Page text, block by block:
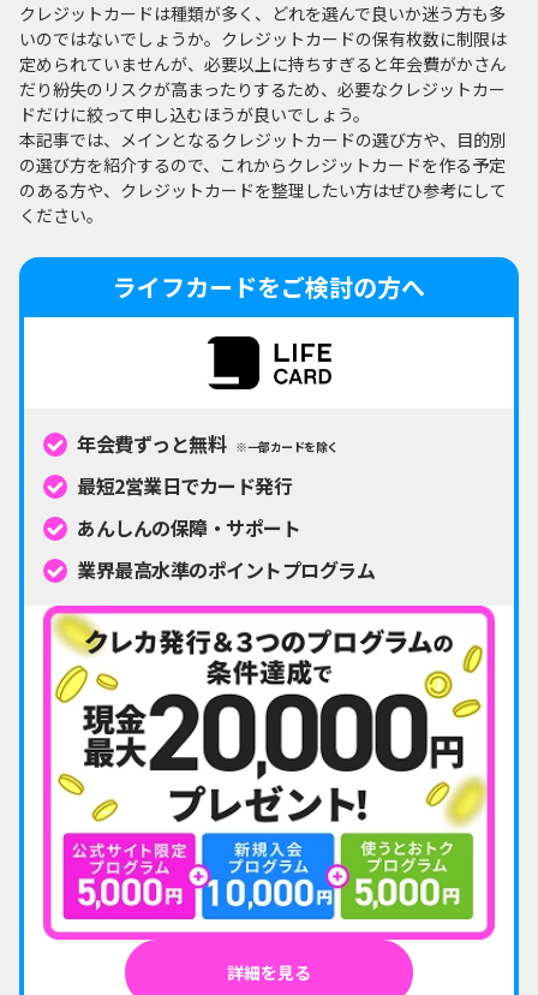
クレジットカードは種類が多く、どれを選んで良いか迷う方も多
いのではないでしょうか。クレジットカードの保有枚数に制限は
定められていませんが、必要以上に持ちすぎると年会費がかさん
だり紛失のリスクが高まったりするため、必要なクレジットカー
ドだけに絞って申し込むほうが良いでしょう。
本記事では、メインとなるクレジットカードの選び方や、目的別
の選び方を紹介するので、これからクレジットカードを作る予定
のある方や、クレジットカードを整理したい方はぜひ参考にして
ください。
ライフカードをご検討の方へ
年会費ずっと無料 ※一部カードを除く
最短2営業日でカード発行
あんしんの保障・サポート
業界最高水準のポイントプログラム
詳細を見る